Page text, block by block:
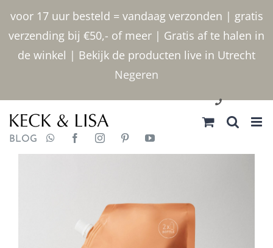
voor 17 uur besteld = vandaag verzonden | gratis
verzending bij €50,- of meer | Gratis af te halen in
de winkel | Bekijk de producten live in Utrecht
Negeren
inhoud
030 2400000
BLOG